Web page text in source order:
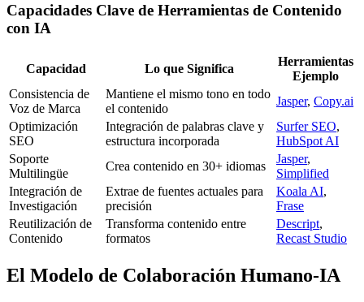
Capacidades Clave de Herramientas de Contenido
con IA
Capacidad Lo que Significa
Herramientas
Ejemplo
Consistencia de
Voz de Marca
Mantiene el mismo tono en todo
el contenido
Jasper, Copy.ai
Optimización
SEO
Integración de palabras clave y
estructura incorporada
Surfer SEO,
HubSpot AI
Soporte
Multilingüe
Crea contenido en 30+ idiomas
Jasper,
Simplified
Integración de
Investigación
Extrae de fuentes actuales para
precisión
Koala AI,
Frase
Reutilización de
Contenido
Transforma contenido entre
formatos
Descript,
Recast Studio
El Modelo de Colaboración Humano-IA